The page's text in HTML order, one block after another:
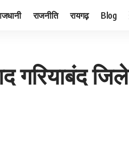
राजनीति रायगढ़ Blog
गरियाबंद